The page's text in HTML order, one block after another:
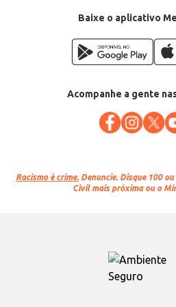
Baixe o aplicativo
Acompanhe a gente
Racismo é crime. Denuncie. Disque 100
Civil mais próxima ou o